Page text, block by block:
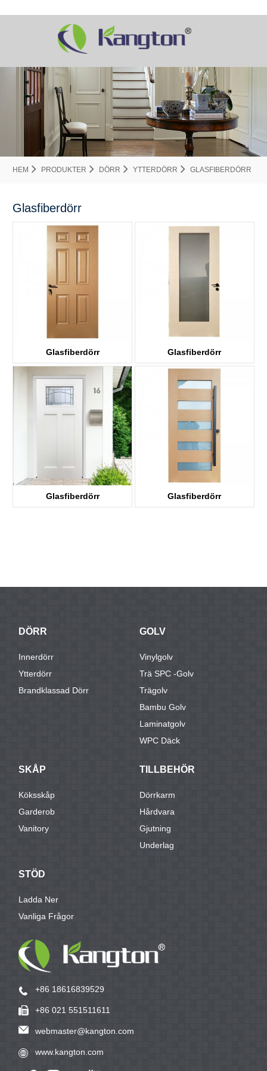
HEM PRODUKTER DÖRR YTTERDÖRR GLASFIBERDÖRR
Glasfiberdörr
Glasfiberdörr
KDF06
Glasfiberdörr
Glasfiberdörr Glasfiberdörr
DÖRR
Innerdörr
Ytterdörr
Brandklassad Dörr
GOLV
Vinylgolv
Trä SPC -golv
Trägolv
Bambu Golv
Laminatgolv
WPC Däck
SKÅP
Köksskåp
Garderob
Vanitory
TILLBEHÖR
Dörrkarm
Hårdvara
Gjutning
Underlag
STÖD
Ladda Ner
Vanliga Frågor
+86 18616839529
+86 021 551511611
webmaster@kangton.com
www.kangton.com